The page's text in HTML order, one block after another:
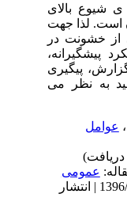
جهت
در
می
6/28 | انتشار